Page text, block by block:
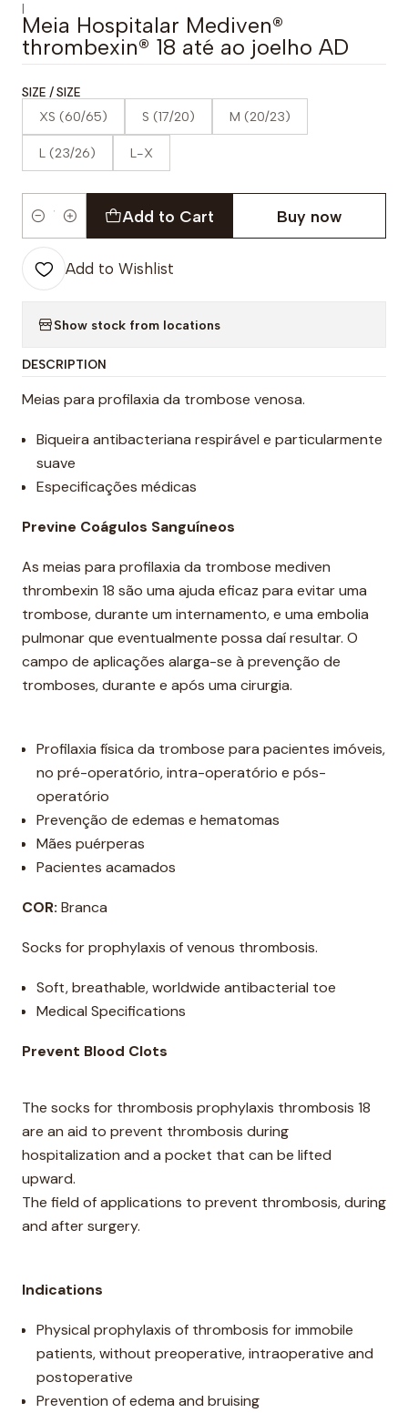
|
Meia Hospitalar Mediven®
thrombexin® 18 até ao joelho AD
SIZE / SIZE
XS (60/65) S (17/20) M (20/23)
L (23/26) L-X
Quantity
Add to Cart Buy now
Add to Wishlist
Show stock from locations
DESCRIPTION
Meias para profilaxia da trombose venosa.
Biqueira antibacteriana respirável e particularmente
suave
Especificações médicas
Previne Coágulos Sanguíneos
As meias para profilaxia da trombose mediven
thrombexin 18 são uma ajuda eficaz para evitar uma
trombose, durante um internamento, e uma embolia
pulmonar que eventualmente possa daí resultar. O
campo de aplicações alarga-se à prevenção de
tromboses, durante e após uma cirurgia.
Profilaxia física da trombose para pacientes imóveis,
no pré-operatório, intra-operatório e pós-
operatório
Prevenção de edemas e hematomas
Mães puérperas
Pacientes acamados
COR: Branca
Socks for prophylaxis of venous thrombosis.
Soft, breathable, worldwide antibacterial toe
Medical Specifications
Prevent Blood Clots
The socks for thrombosis prophylaxis thrombosis 18
are an aid to prevent thrombosis during
hospitalization and a pocket that can be lifted
upward.
The field of applications to prevent thrombosis, during
and after surgery.
Indications
Physical prophylaxis of thrombosis for immobile
patients, without preoperative, intraoperative and
postoperative
Prevention of edema and bruising